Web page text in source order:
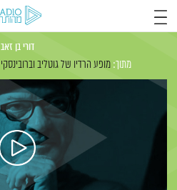
דורי בן זאב
מתוך: מופע הרדיו של גוטליב וברובינסקי